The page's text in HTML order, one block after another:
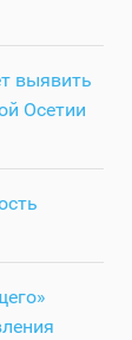
выявить
Осетии